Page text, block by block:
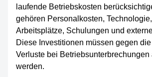
laufende Betriebskosten
gehören Personalkosten,
Arbeitsplätze, Schulungen und
Diese Investitionen müssen gegen
Verluste bei Betriebsunterbrechungen
werden.